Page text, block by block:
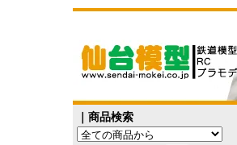
｜商品検索